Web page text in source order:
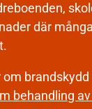
där
behandling